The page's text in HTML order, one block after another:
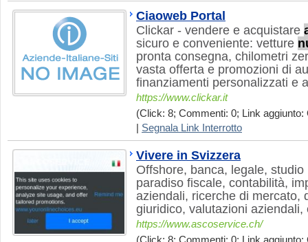
Ciaoweb Portal
Clickar - vendere e acquistare
sicuro e conveniente: vetture
pronta consegna, chilometri
vasta offerta e promozioni di
finanziamenti personalizzati e
https://www.clickar.it
(Click: 8; Commenti: 0; Link aggiunto:
Segnala Link Interrotto
Vivere in Svizzera
Offshore, banca, legale,
paradiso fiscale, contabilità,
aziendali, ricerche di mercato,
giuridico, valutazioni aziendali,
https://www.ascoservice.ch/